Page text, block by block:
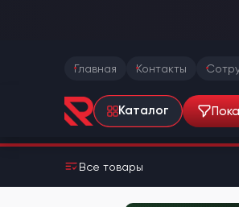
Главная Контакты
Каталог
Все товары